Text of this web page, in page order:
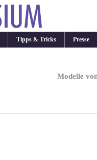
Tipps & Tricks Presse
Modelle